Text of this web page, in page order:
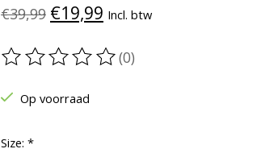
€39,99 €19,99 Incl. btw
De beoordeling van dit product is
(0)
Op voorraad
Size: *